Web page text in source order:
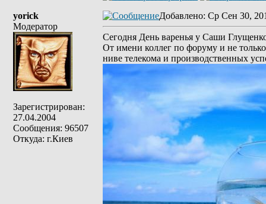
yorick
Модератор
Зарегистрирован:
27.04.2004
Сообщения: 96507
Откуда: г.Киев
Добавлено: Ср Сен 30,
Сегодня День варенья у Саши
От имени коллег по форуму и не
ниве телекома и производственных